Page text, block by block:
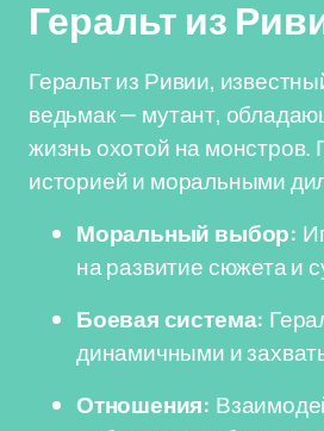
Геральт из
Геральт из Ривии,
ведьмак — мутант,
жизнь охотой на монстров.
историей и моральными
Моральный выбор:
на развитие сюжета и
Боевая система:
динамичными и
Отношения: